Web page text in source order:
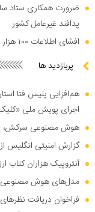
ضرورت همکاری ستاد
پدافند غیرعامل کشور
افشای اطلاعات ۱۰۰ هزار نیروی پلیس در دارک وب
پربازدید ها
هم‌افزایی پلیس فتا
اجرای پویش ملی
هوش مصنوعی سرکش،
گزارش امنیتی انگلیس
آنتروپیک هزاران کتاب
مدل‌های هوش مصنوعی،
فراخوان دریافت